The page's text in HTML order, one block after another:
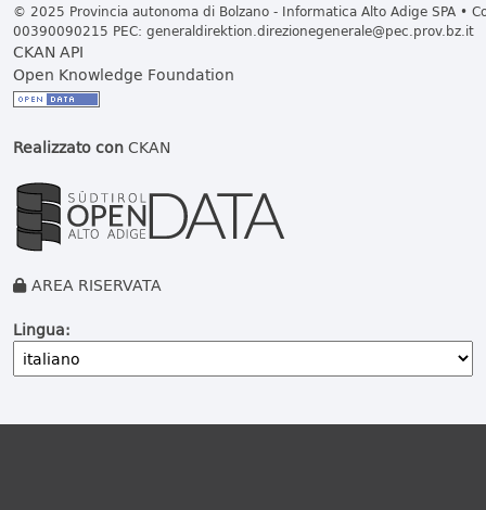
© 2025 Provincia autonoma di Bolzano - Informatica Alto Adige SPA •
00390090215 PEC: generaldirektion.direzionegenerale@pec.prov.bz.it
CKAN API
Open Knowledge Foundation
Realizzato conCKAN
AREA RISERVATA
Lingua